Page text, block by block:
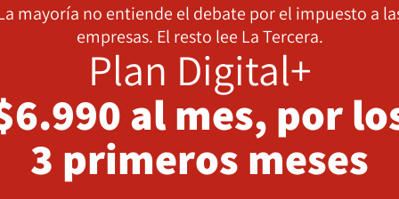
mayoría no entiende el debate por el impuesto a
empresas. El resto lee La Tercera.
Plan Digital+
al mes, por
3 primeros meses